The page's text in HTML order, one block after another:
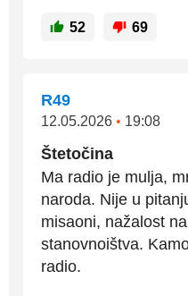
52 69
R49
12.05.2026 • 19:08
Štetočina
Ma radio je mulja,
naroda. Nije u
misaoni, nažalost
stanovnoištva.
radio.